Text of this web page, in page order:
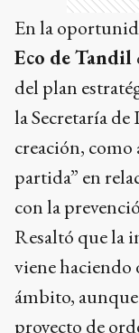
En la
Eco de Tandil
del plan
la Secretaría
creación,
partida” en
con la
Resaltó que la
viene haciendo
ámbito,
proyecto de